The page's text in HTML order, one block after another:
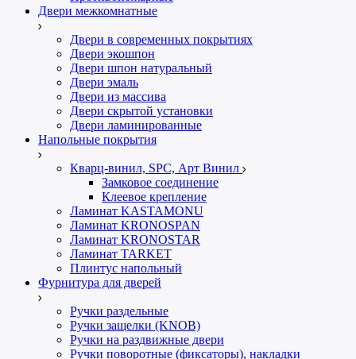
Двери межкомнатные
Двери в современных покрытиях
Двери экошпон
Двери шпон натуральный
Двери эмаль
Двери из массива
Двери скрытой установки
Двери ламинированные
Напольные покрытия
Кварц-винил, SPC, Арт Винил
Замковое соединение
Клеевое крепление
Ламинат KASTAMONU
Ламинат KRONOSPAN
Ламинат KRONOSTAR
Ламинат TARKET
Плинтус напольный
Фурнитура для дверей
Ручки раздельные
Ручки защелки (KNOB)
Ручки на раздвижные двери
Ручки поворотные (фиксаторы), накладки